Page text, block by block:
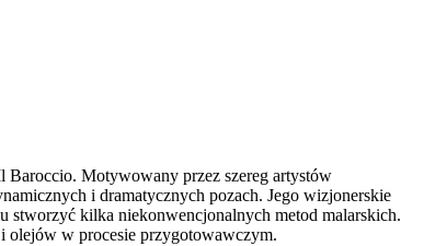
Baroccio. Motywowany przez szereg artystów
i dramatycznych pozach. Jego wizjonerskie
stworzyć kilka niekonwencjonalnych metod malarskich.
olejów w procesie przygotowawczym.